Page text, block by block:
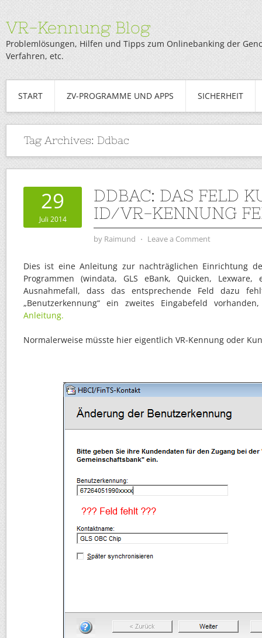
VR-Kennung Blog
Problemlösungen, Hilfen und Tipps zum Onlinebanking der
Verfahren, etc.
START ZV-PROGRAMME UND APPS SICHERHEIT
Tag Archives: Ddbac
29
Juli 2014
DDBAC: DAS FELD
ID/VR-KENNUNG
by Raimund ⋅ Leave a Comment
Dies ist eine Anleitung zur nachträglichen Einrichtung
Programmen (windata, GLS eBank, Quicken,
Ausnahmefall, dass das entsprechende Feld dazu
„Benutzerkennung“ ein zweites Eingabefeld
Anleitung.
Normalerweise müsste hier eigentlich VR-Kennung oder